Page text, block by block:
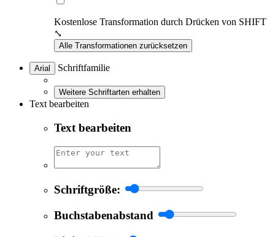
Kostenlose Transformation durch Drücken von SHIFT
⤡
Alle Transformationen zurücksetzen
Arial Schriftfamilie
Weitere Schriftarten erhalten
Text bearbeiten
Text bearbeiten
Schriftgröße:
Buchstabenabstand